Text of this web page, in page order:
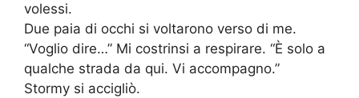
volessi.
Due paia di occhi si voltarono verso di me.
“Voglio dire…” Mi costrinsi a respirare. “È solo a
qualche strada da qui. Vi accompagno.”
Stormy si accigliò.